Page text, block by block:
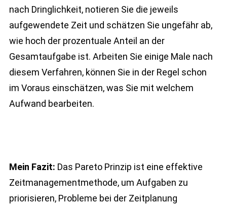
nach Dringlichkeit, notieren Sie die jeweils
aufgewendete Zeit und schätzen Sie ungefähr ab,
wie hoch der prozentuale Anteil an der
Gesamtaufgabe ist. Arbeiten Sie einige Male nach
diesem Verfahren, können Sie in der Regel schon
im Voraus einschätzen, was Sie mit welchem
Aufwand bearbeiten.
Mein Fazit: Das Pareto Prinzip ist eine effektive
Zeitmanagementmethode, um Aufgaben zu
priorisieren, Probleme bei der Zeitplanung